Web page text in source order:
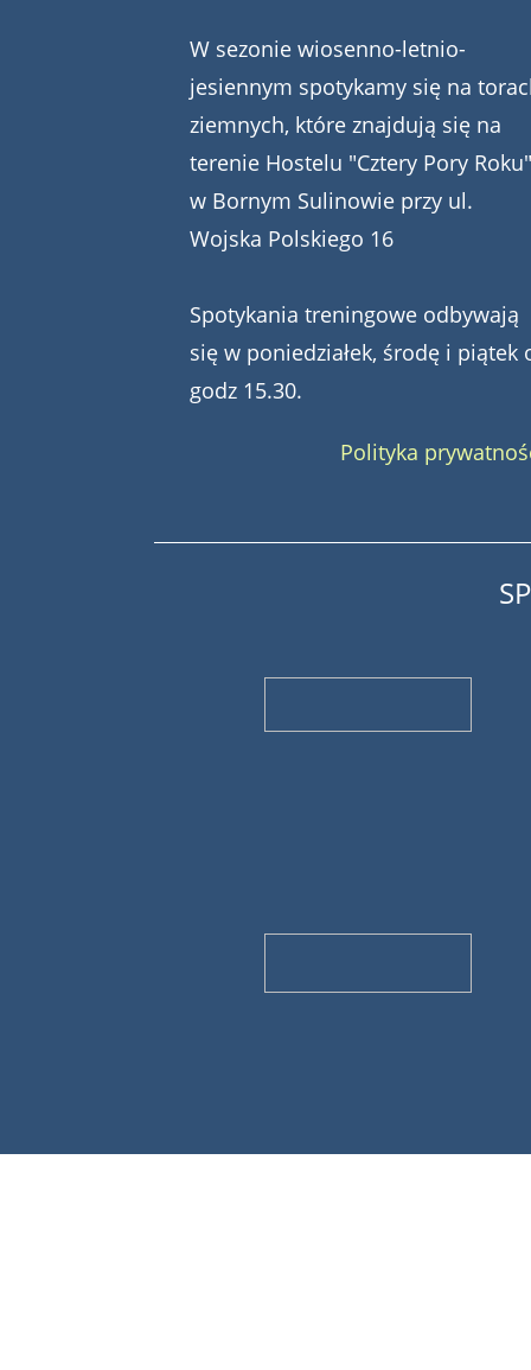
W sezonie wiosenno-letnio-
jesiennym spotykamy się na
ziemnych, które znajdują się na
terenie Hostelu "Cztery Pory Roku"
w Bornym Sulinowie przy ul.
Wojska Polskiego 16
Spotykania treningowe odbywają
się w poniedziałek, środę i piątek
godz 15.30.
Polityka